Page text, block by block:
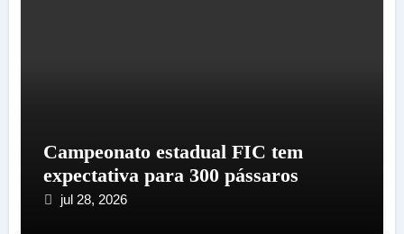
Campeonato estadual FIC tem
expectativa para 300 pássaros
jul 28, 2026